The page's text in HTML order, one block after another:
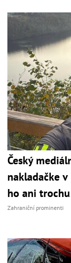
Český
nakladačke
ho ani
Zahraniční prominenti